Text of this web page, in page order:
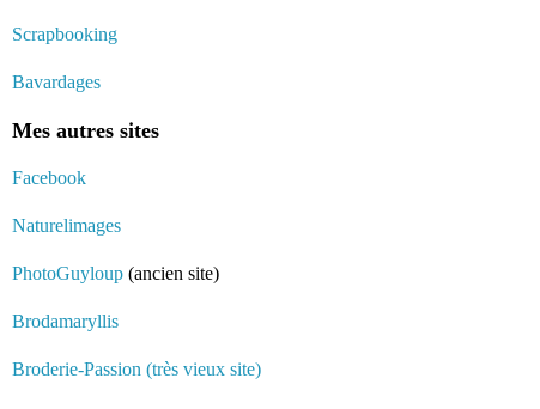
Scrapbooking
Bavardages
Mes autres sites
Facebook
Naturelimages
PhotoGuyloup (ancien site)
Brodamaryllis
Broderie-Passion (très vieux site)